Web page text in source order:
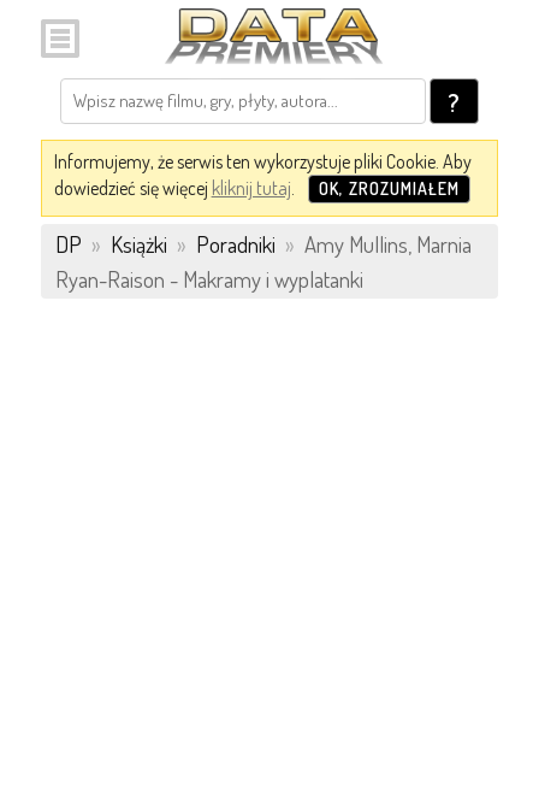
?
Informujemy, że serwis ten wykorzystuje pliki Cookie. Aby
dowiedzieć się więcej kliknij tutaj. OK, ZROZUMIAŁEM
DP » Książki » Poradniki » Amy Mullins, Marnia
Ryan-Raison - Makramy i wyplatanki